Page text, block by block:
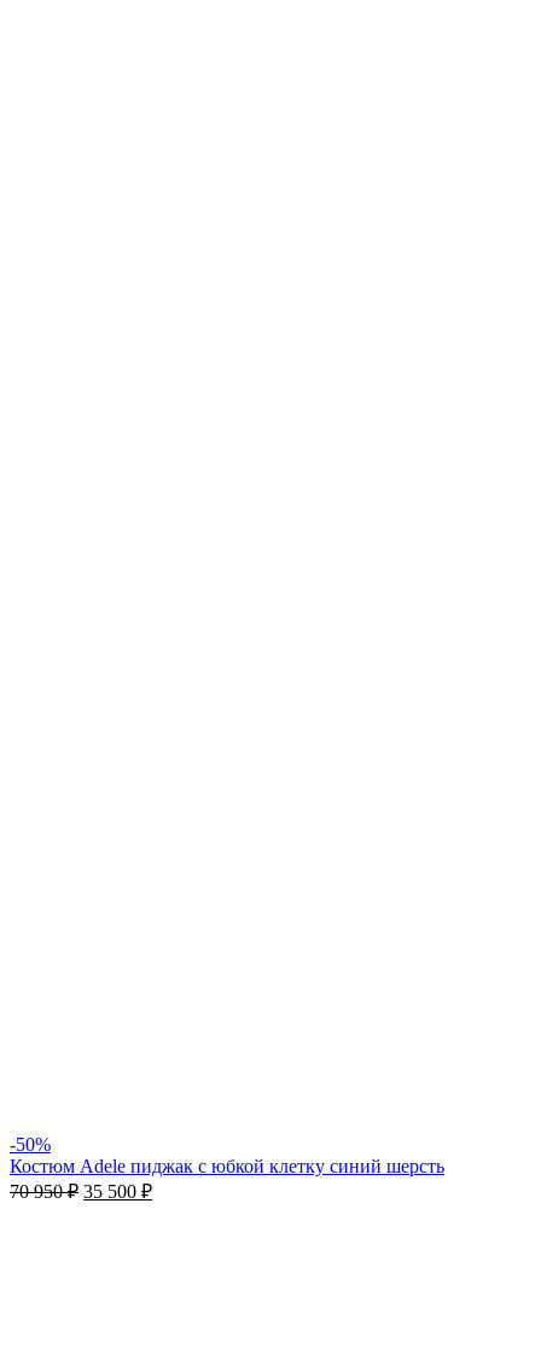
-50%
Костюм Adele пиджак с юбкой клетку синий шерсть
70 950₽ 35 500 ₽